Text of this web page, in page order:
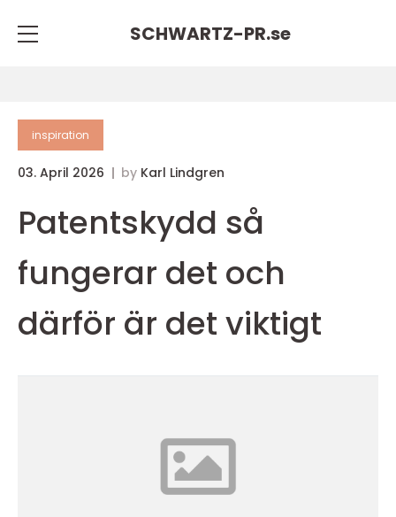
SCHWARTZ-PR.se
inspiration
03. April 2026 by Karl Lindgren
Patentskydd så
fungerar det och
därför är det viktigt